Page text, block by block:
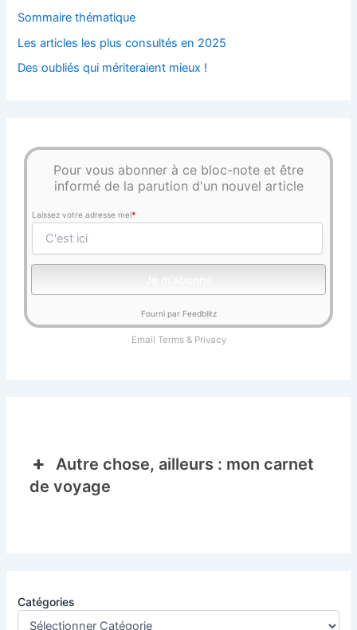
Sommaire thématique
Les articles les plus consultés en 2025
Des oubliés qui mériteraient mieux !
Pour vous abonner à ce bloc-note et être
informé de la parution d'un nouvel article
Laissez votre adresse mel*
Fourni par Feedblitz
Email Terms& Privacy
Autre chose, ailleurs : mon carnet
de voyage
Catégories